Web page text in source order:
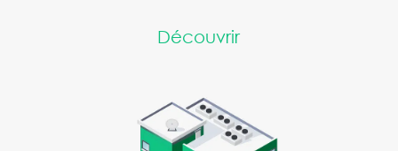
Découvrir